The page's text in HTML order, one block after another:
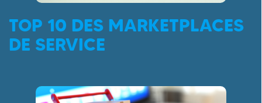
TOP 10 DES MARKETPLACES
DE SERVICE